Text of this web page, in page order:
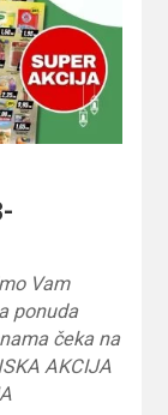
Vam
ponuda
čeka na
AKCIJA